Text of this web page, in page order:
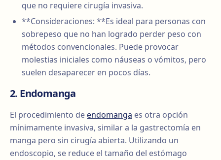
que no requiere cirugía invasiva.
**Consideraciones: **Es ideal para personas con
sobrepeso que no han logrado perder peso con
métodos convencionales. Puede provocar
molestias iniciales como náuseas o vómitos, pero
suelen desaparecer en pocos días.
2. Endomanga
El procedimiento deendomanga es otra opción
mínimamente invasiva, similar a la gastrectomía en
manga pero sin cirugía abierta. Utilizando un
endoscopio, se reduce el tamaño del estómago